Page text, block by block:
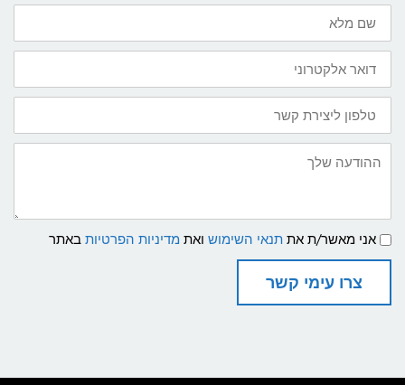
שם
מלא
דואר
אלקטרוני
טלפון
ליצירת
קשר
ההודעה
שלך
תנאי
שימוש
ומדיניות
פרטיות
אני מאשר/ת את תנאי השימוש ואת מדיניות הפרטיות באתר
צרו עימי קשר